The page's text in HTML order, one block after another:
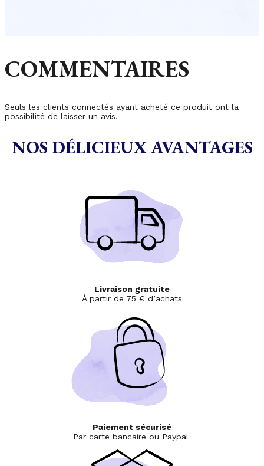
COMMENTAIRES
Seuls les clients connectés ayant acheté ce produit ont la
possibilité de laisser un avis.
NOS DÉLICIEUX AVANTAGES
Livraison gratuite
À partir de 75 € d’achats
Paiement sécurisé
Par carte bancaire ou Paypal